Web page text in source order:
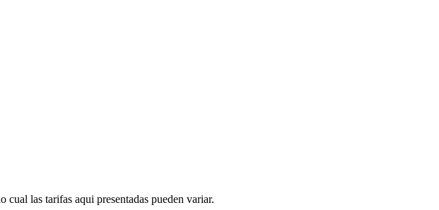
las tarifas aqui presentadas pueden variar.